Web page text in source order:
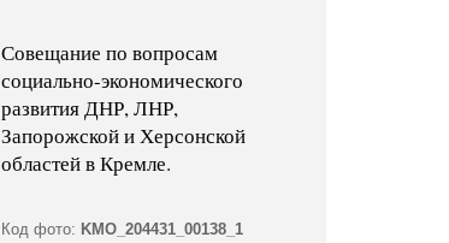
Совещание по вопросам
социально-экономического
развития ДНР, ЛНР,
Запорожской и Херсонской
областей в Кремле.
Код фото: KMO_204431_00138_1